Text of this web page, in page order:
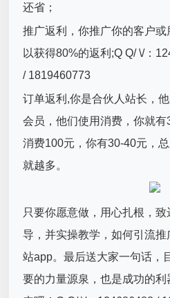
还省；
推广返利，你推广你的客户
以获得80%的返利;Q Q/ \/：
/ 1819460773
订单返利,你是合伙人站长，
会员，他们使用消费，你就
消费100元，你有30-40元，
就越多。
只要你愿意做，用心扎根，
导，并实操教学，如何引流推
站app。最后送大家一句话，
要的力量源泉，也是成功的